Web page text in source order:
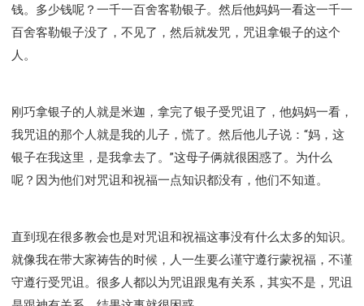
钱。多少钱呢？一千一百舍客勒银子。然后他妈妈一看这一千一
百舍客勒银子没了，不见了，然后就发咒，咒诅拿银子的这个
人。
刚巧拿银子的人就是米迦，拿完了银子受咒诅了，他妈妈一看，
我咒诅的那个人就是我的儿子，慌了。然后他儿子说：“妈，这
银子在我这里，是我拿去了。”这母子俩就很困惑了。为什么
呢？因为他们对咒诅和祝福一点知识都没有，他们不知道。
直到现在很多教会也是对咒诅和祝福这事没有什么太多的知识。
就像我在带大家祷告的时候，人一生要么谨守遵行蒙祝福，不谨
守遵行受咒诅。很多人都以为咒诅跟鬼有关系，其实不是，咒诅